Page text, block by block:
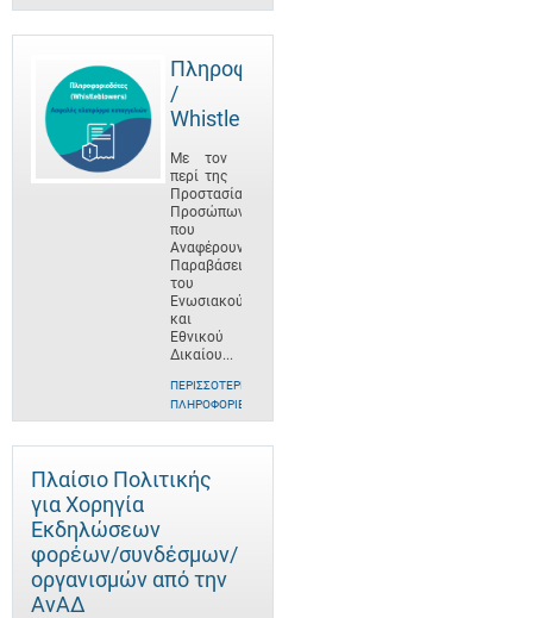
Πληροφοριοδότες
/
Whistleblowers
Με τον
περί της
Προστασίας
Προσώπων
που
Αναφέρουν
Παραβάσεις
του
Ενωσιακού
και
Εθνικού
Δικαίου...
ΠΕΡΙΣΣΌΤΕΡΕΣ
ΠΛΗΡΟΦΟΡΊΕΣ
Πλαίσιο Πολιτικής
για Χορηγία
Εκδηλώσεων
φορέων/συνδέσμων/
οργανισμών από την
ΑνΑΔ